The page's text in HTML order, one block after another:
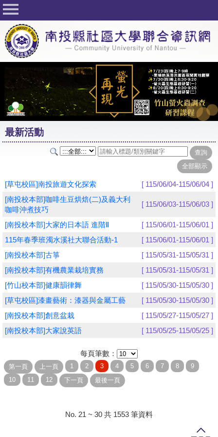
回首頁
關於社大
公佈欄
行事曆
最新活動
活動花絮
課程一覽表
志工與社團
友站連結
網路選課
學員專區
教師專區
評委專區
校務行政
最新活動
[草屯校區]南投旅遊文化探索
[ 115/06/04-115/06/04 ]
[南投校本部]咖啡生豆烘焙(二)及義大利
咖啡沖煮技巧
[ 115/06/03-115/06/03 ]
[南投校本部]大家的日本語 進階Ⅱ
[ 115/06/01-115/06/01 ]
115年春季班濁水溪社大聯合活動-1
[ 115/06/01-115/06/01 ]
[南投校本部]古箏
[ 115/05/31-115/05/31 ]
[南投校本部]有機農業栽培實務
[ 115/05/31-115/05/31 ]
[竹山校本部]健康韻律舞
[ 115/05/30-115/05/30 ]
[草屯校區]漆畫藝術：漆器與金屬工藝
[ 115/05/30-115/05/30 ]
[南投校本部]創意盆栽
[ 115/05/27-115/05/27 ]
[南投校本部]大家說英語
[ 115/05/25-115/05/25 ]
每頁筆數：
No. 21 ~ 30 共 1553 筆資料